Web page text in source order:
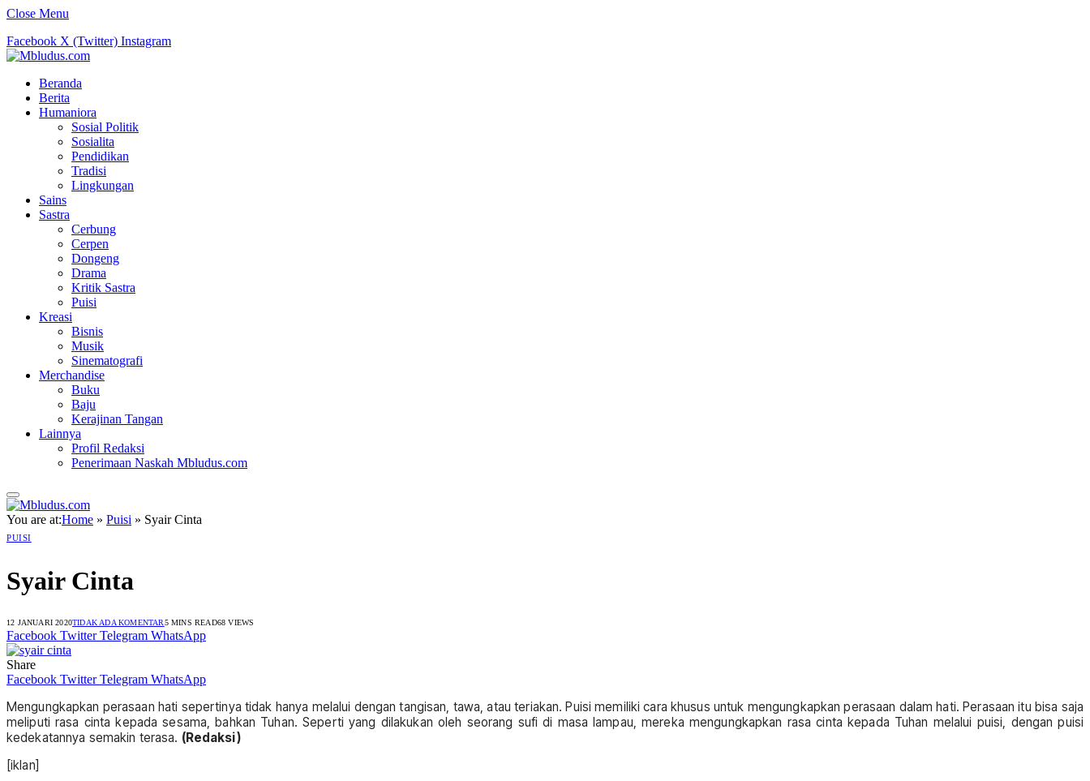
Close Menu
Facebook X (Twitter) Instagram
Beranda
Berita
Humaniora
Sosial Politik
Sosialita
Pendidikan
Tradisi
Lingkungan
Sains
Sastra
Cerbung
Cerpen
Dongeng
Drama
Kritik Sastra
Puisi
Kreasi
Bisnis
Musik
Sinematografi
Merchandise
Buku
Baju
Kerajinan Tangan
Lainnya
Profil Redaksi
Penerimaan Naskah Mbludus.com
You are at:Home » Puisi » Syair Cinta
PUISI
Syair Cinta
12 JANUARI 2020TIDAK ADA KOMENTAR5 MINS READ68VIEWS
Facebook Twitter Telegram WhatsApp
Share
Facebook Twitter Telegram WhatsApp
Mengungkapkan perasaan hati sepertinya tidak hanya melalui dengan tangisan, tawa, atau teriakan. Puisi memiliki cara khusus untuk mengungkapkan perasaan dalam hati. Perasaan itu bisa saja
meliputi rasa cinta kepada sesama, bahkan Tuhan. Seperti yang dilakukan oleh seorang sufi di masa lampau, mereka mengungkapkan rasa cinta kepada Tuhan melalui puisi, dengan puisi
kedekatannya semakin terasa. (Redaksi)
[iklan]